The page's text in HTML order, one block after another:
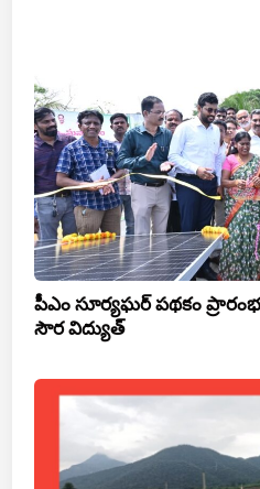
పీఎం సూర్యఘర్ పథకం
సౌర విద్యుత్